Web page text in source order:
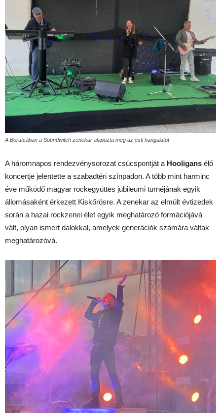
A Borutcában a Soundwitch zenekar alapozta meg az esti hangulatot
A háromnapos rendezvénysorozat csúcspontját a Hooligans élő
koncertje jelentette a szabadtéri színpadon. A több mint harminc
éve működő magyar rockegyüttes jubileumi turnéjának egyik
állomásaként érkezett Kiskőrösre. A zenekar az elmúlt évtizedek
során a hazai rockzenei élet egyik meghatározó formációjává
vált, olyan ismert dalokkal, amelyek generációk számára váltak
meghatározóvá.